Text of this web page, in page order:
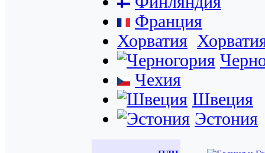
Франция
Хорватия
Чехия
Швеция
Эстония